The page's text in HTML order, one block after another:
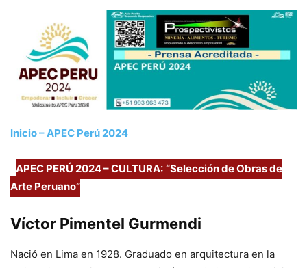
Inicio – APEC Perú 2024
APEC PERÚ 2024 – CULTURA: “Selección de Obras de
Arte Peruano”
Víctor Pimentel Gurmendi
Nació en Lima en 1928. Graduado en arquitectura en la